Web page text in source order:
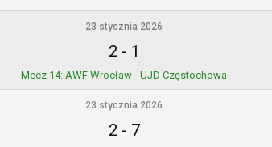
23 stycznia 2026
2 - 1
Mecz 14: AWF Wrocław - UJD Częstochowa
23 stycznia 2026
2 - 7